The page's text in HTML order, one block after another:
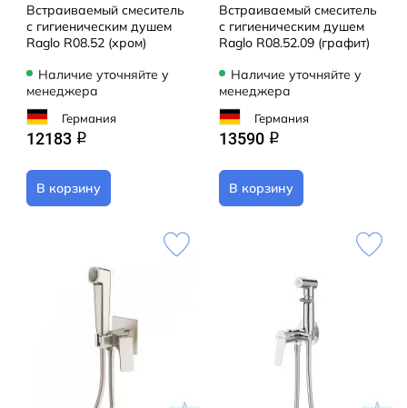
Встраиваемый смеситель
с гигиеническим душем
Raglo R08.52 (хром)
Наличие уточняйте у
менеджера
Германия
12183 q
В корзину
Встраиваемый смеситель
с гигиеническим душем
Raglo R08.52.09 (графит)
Наличие уточняйте у
менеджера
Германия
13590 q
В корзину